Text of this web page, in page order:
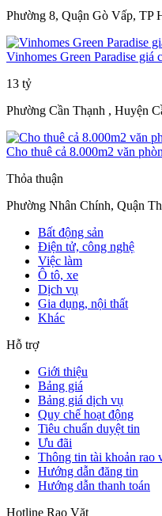
Phường 8, Quận Gò Vấp, TP
Vinhomes Green Paradise giá
13 tỷ
Phường Cần Thạnh , Huyện
Cho thuê cả 8.000m2 văn
Thỏa thuận
Phường Nhân Chính, Quận
Bất động sản
Điện tử, công nghệ
Việc làm
Ô tô, xe
Dịch vụ
Gia dụng, nội thất
Khác
Hỗ trợ
Giới thiệu
Bảng giá
Bảng giá dịch vụ
Quy chế hoạt động
Tiêu chuẩn duyệt tin
Ưu đãi
Thông tin tài khoản rao
Hướng dẫn đăng tin
Hướng dẫn thanh toán
Hotline Rao Vặt